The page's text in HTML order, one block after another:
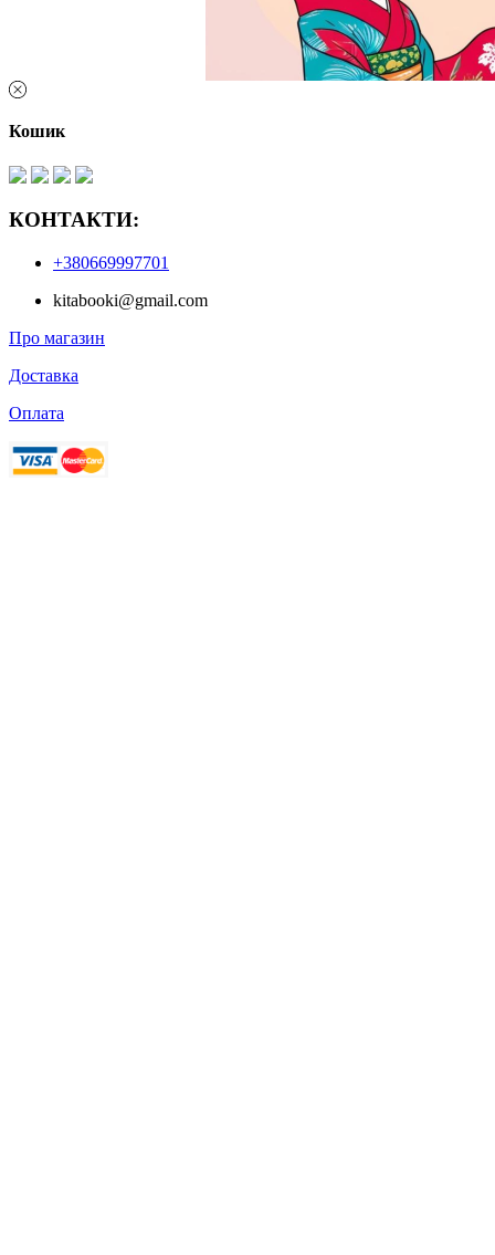
Кошик
КОНТАКТИ:
+380669997701
kitabooki@gmail.com
Про магазин
Доставка
Оплата